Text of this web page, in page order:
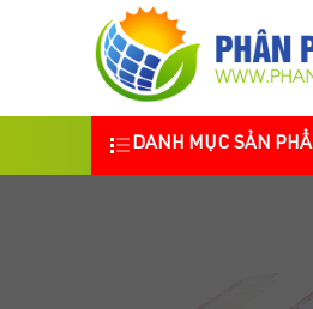
DANH MỤC SẢN